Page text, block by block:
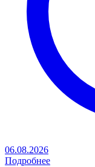
06.08.2026
Подробнее